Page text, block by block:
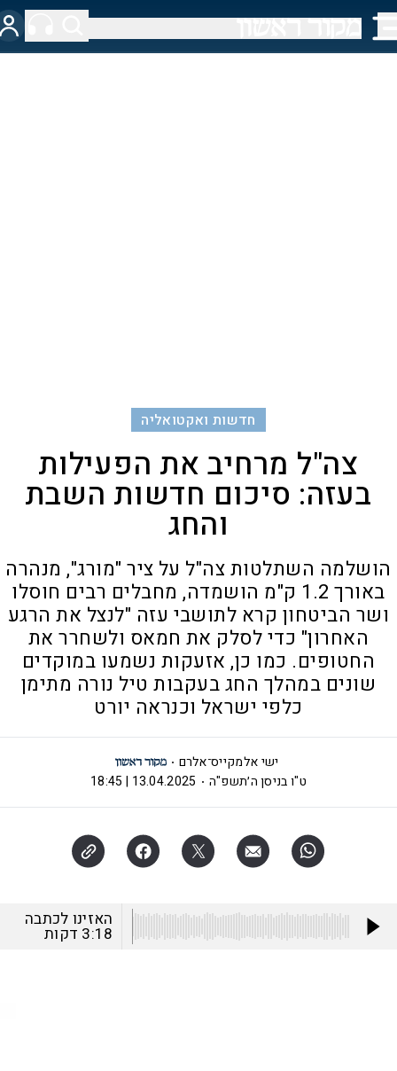
חדשות ואקטואליה
צה"ל מרחיב את הפעילות
בעזה: סיכום חדשות השבת
והחג
הושלמה השתלטות צה"ל על ציר "מורג", מנהרה
באורך 1.2 ק"מ הושמדה, מחבלים רבים חוסלו
ושר הביטחון קרא לתושבי עזה "לנצל את הרגע
האחרון" כדי לסלק את חמאס ולשחרר את
החטופים. כמו כן, אזעקות נשמעו במוקדים
שונים במהלך החג בעקבות טיל נורה מתימן
כלפי ישראל וכנראה יורט
ישי אלמקייס־אלרם
ט"ו בניסן ה׳תשפ"ה
13.04.2025 | 18:45
האזינו לכתבה
3:18 דקות